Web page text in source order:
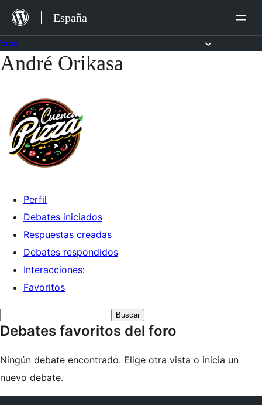
Saltar
contenido
España
Saltar
André Orikasa
Perfil
Debates iniciados
Respuestas creadas
Debates respondidos
Interacciones:
Favoritos
debates:
Debates favoritos del foro
Ningún debate encontrado. Elige otra vista o inicia un
nuevo debate.